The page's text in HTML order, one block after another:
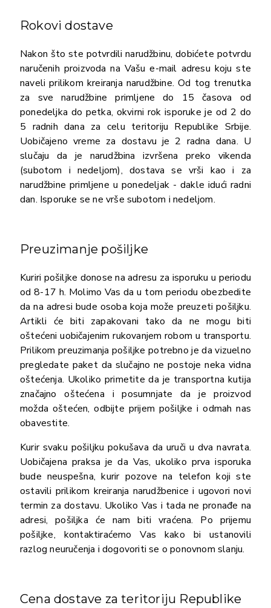
Rokovi dostave
Nakon što ste potvrdili narudžbinu, dobićete potvrdu
naručenih proizvoda na Vašu e-mail adresu koju ste
naveli prilikom kreiranja narudžbine. Od tog trenutka
za sve narudžbine primljene do 15 časova od
ponedeljka do petka, okvirni rok isporuke je od 2 do
5 radnih dana za celu teritoriju Republike Srbije.
Uobičajeno vreme za dostavu je 2 radna dana. U
slučaju da je narudžbina izvršena preko vikenda
(subotom i nedeljom), dostava se vrši kao i za
narudžbine primljene u ponedeljak - dakle idući radni
dan. Isporuke se ne vrše subotom i nedeljom.
Preuzimanje pošiljke
Kuriri pošiljke donose na adresu za isporuku u periodu
od 8-17 h. Molimo Vas da u tom periodu obezbedite
da na adresi bude osoba koja može preuzeti pošiljku.
Artikli će biti zapakovani tako da ne mogu biti
oštećeni uobičajenim rukovanjem robom u transportu.
Prilikom preuzimanja pošiljke potrebno je da vizuelno
pregledate paket da slučajno ne postoje neka vidna
oštećenja. Ukoliko primetite da je transportna kutija
značajno oštećena i posumnjate da je proizvod
možda oštećen, odbijte prijem pošiljke i odmah nas
obavestite.
Kurir svaku pošiljku pokušava da uruči u dva navrata.
Uobičajena praksa je da Vas, ukoliko prva isporuka
bude neuspešna, kurir pozove na telefon koji ste
ostavili prilikom kreiranja narudžbenice i ugovori novi
termin za dostavu. Ukoliko Vas i tada ne pronađe na
adresi, pošiljka će nam biti vraćena. Po prijemu
pošiljke, kontaktiraćemo Vas kako bi ustanovili
razlog neuručenja i dogovoriti se o ponovnom slanju.
Cena dostave za teritoriju Republike